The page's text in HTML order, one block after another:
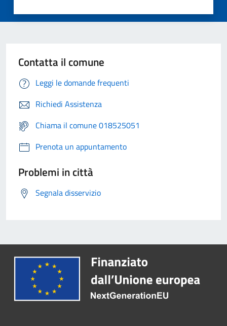
Contatta il comune
Leggi le domande frequenti
Richiedi Assistenza
Chiama il comune 018525051
Prenota un appuntamento
Problemi in città
Segnala disservizio